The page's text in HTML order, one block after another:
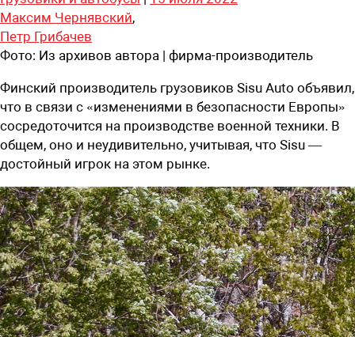
Максим Чернявский,
Петр Грибачев
Фото: Из архивов автора | фирма-производитель
Финский производитель грузовиков Sisu Auto объявил,
что в связи с «изменениями в безопасности Европы»
сосредоточится на производстве военной техники. В
общем, оно и неудивительно, учитывая, что Sisu —
достойный игрок на этом рынке.